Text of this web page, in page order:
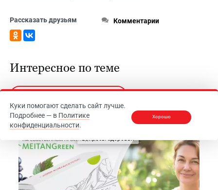
Рассказать друзьям Комментарии
Интересное по теме
Куки помогают сделать сайт лучше.
Подробнее — в Политике
конфиденциальности.
Хорошо